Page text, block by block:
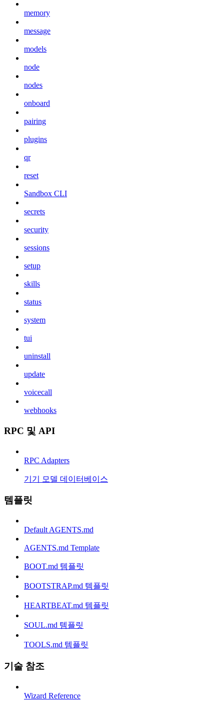
memory
message
models
node
nodes
onboard
pairing
plugins
qr
reset
Sandbox CLI
secrets
security
sessions
setup
skills
status
system
tui
uninstall
update
voicecall
webhooks
RPC 및 API
RPC Adapters
기기 모델 데이터베이스
템플릿
Default AGENTS.md
AGENTS.md Template
BOOT.md 템플릿
BOOTSTRAP.md 템플릿
HEARTBEAT.md 템플릿
SOUL.md 템플릿
TOOLS.md 템플릿
기술 참조
Wizard Reference